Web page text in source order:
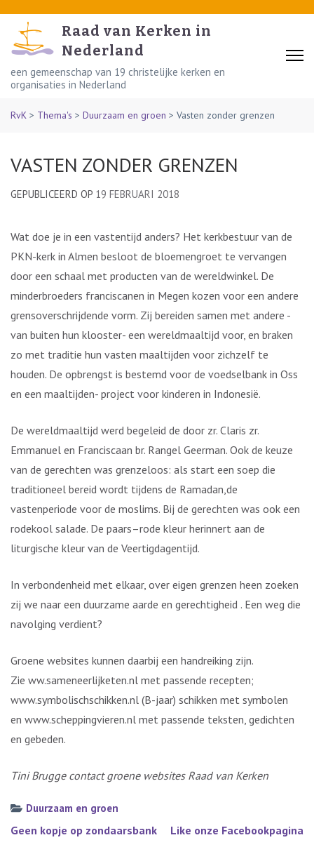
content
(Press
Enter)
Raad van Kerken in
Nederland
een gemeenschap van 19 christelijke kerken en
organisaties in Nederland
RvK > Thema's > Duurzaam en groen > Vasten zonder grenzen
VASTEN ZONDER GRENZEN
GEPUBLICEERD OP 19 FEBRUARI 2018
Wat doe je in een vastentijd anders? Het kerkbestuur van de
PKN-kerk in Almen besloot de bloemengroet te vervangen
door een schaal met producten van de wereldwinkel. De
minderbroeders franciscanen in Megen kozen voor een andere
grensoverschrijdende vorm. Zij bereiden samen met andere -
van buiten hun klooster- een wereldmaaltijd voor, en braken
zo met traditie hun vasten maaltijden voor zichzelf te
houden. De opbrengst is bestemd voor de voedselbank in Oss
en een maaltijden- project voor kinderen in Indonesië.
De wereldmaaltijd werd begeleid de door zr. Claris zr.
Emmanuel en Franciscaan br. Rangel Geerman. Ook de keuze
van de gerechten was grenzeloos: als start een soep die
traditioneel bereid wordt tijdens de Ramadan,de
vastenperiode voor de moslims. Bij de gerechten was ook een
rodekool salade. De paars–rode kleur herinnert aan de
liturgische kleur van de Veertigdagentijd.
In verbondenheid met elkaar, over eigen grenzen heen zoeken
zij we naar een duurzame aarde en gerechtigheid . Een weg die
navolging verdient?
Groene websites kunnen daarbij een handreiking zijn.
Zie ww.sameneerlijketen.nl met passende recepten;
www.symbolischschikken.nl (B-jaar) schikken met symbolen
en www.scheppingvieren.nl met passende teksten, gedichten
en gebeden.
Tini Brugge contact groene websites Raad van Kerken
Duurzaam en groen
Bericht
Geen kopje op zondaarsbank Like onze Facebookpagina